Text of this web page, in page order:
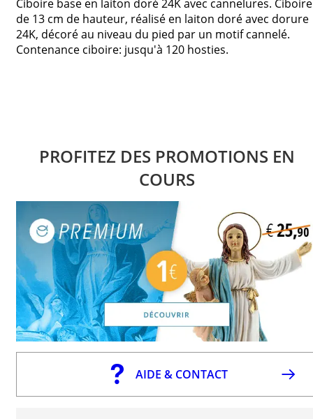
Ciboire base en laiton doré 24K avec cannelures. Ciboire
de 13 cm de hauteur, réalisé en laiton doré avec dorure
24K, décoré au niveau du pied par un motif cannelé.
Contenance ciboire: jusqu'à 120 hosties.
PROFITEZ DES PROMOTIONS EN
COURS
AIDE & CONTACT